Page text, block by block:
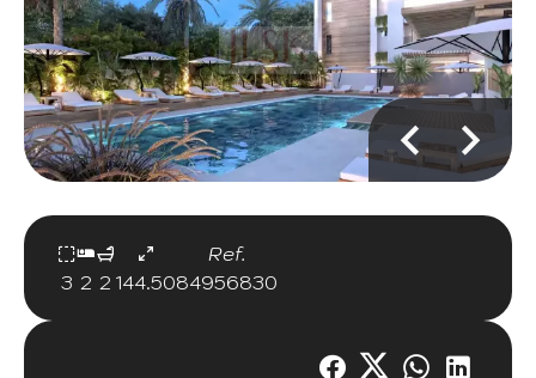
3 2 2 144.50
Ref.
84956830